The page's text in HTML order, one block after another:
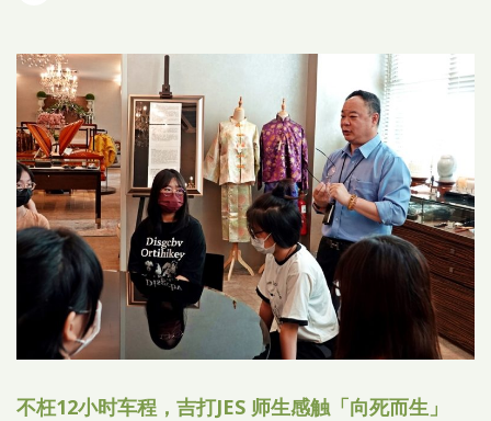
不枉12小时车程，吉打JES 师生感触「向死而生」